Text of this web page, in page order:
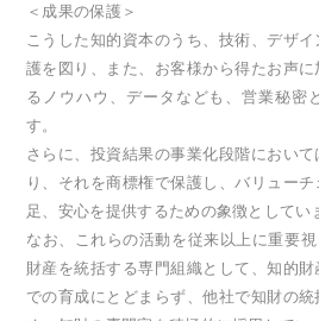
＜成果の保護＞
こうした知的資本のうち、技術、デザ
護を図り、また、お客様から得たお声
るノウハウ、データなども、営業秘密
す。
さらに、投資結果の事業化段階におい
り、それを商標権で保護し、バリュー
足、安心を提供するための象徴としてい
なお、これらの活動を従来以上に重要
財産を統括する専門組織として、知的
での育成にとどまらず、他社で知財の